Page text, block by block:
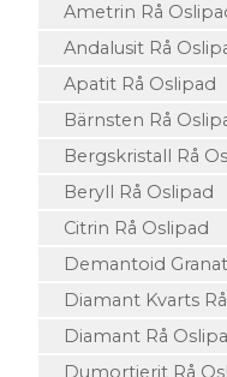
Ametrin Rå
Andalusit Rå
Apatit Rå Oslipad
Bärnsten Rå
Bergskristall Rå
Beryll Rå Oslipad
Citrin Rå Oslipad
Demantoid Granat
Diamant Kvarts
Diamant Rå
Dumortierit Rå